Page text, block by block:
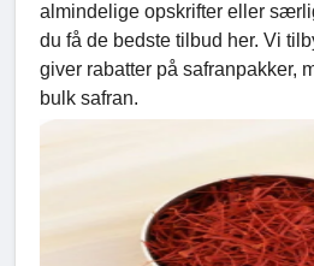
almindelige opskrifter eller
du få de bedste tilbud her. Vi
giver rabatter på safranpakker,
bulk safran.